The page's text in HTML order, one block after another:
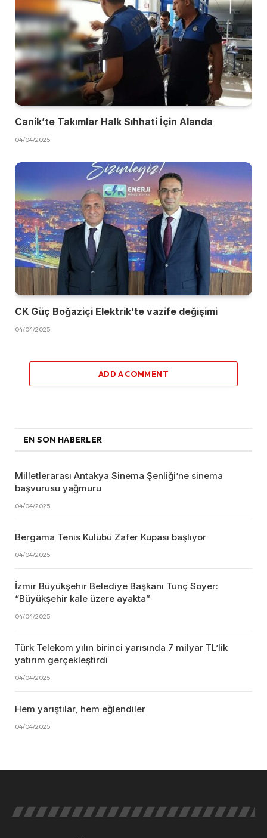
Canik’te Takımlar Halk Sıhhati İçin Alanda
04/04/2025
CK Güç Boğaziçi Elektrik’te vazife değişimi
04/04/2025
ADD A COMMENT
EN SON HABERLER
Milletlerarası Antakya Sinema Şenliği’ne sinema
başvurusu yağmuru
04/04/2025
Bergama Tenis Kulübü Zafer Kupası başlıyor
04/04/2025
İzmir Büyükşehir Belediye Başkanı Tunç Soyer:
“Büyükşehir kale üzere ayakta”
04/04/2025
Türk Telekom yılın birinci yarısında 7 milyar TL’lik
yatırım gerçekleştirdi
04/04/2025
Hem yarıştılar, hem eğlendiler
04/04/2025